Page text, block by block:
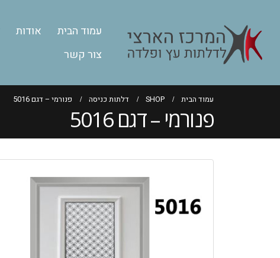
עמוד הבית אודות
צור קשר
עמוד הבית SHOP דלתות כניסה פנורמי – דגם 5016
פנורמי – דגם 5016